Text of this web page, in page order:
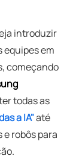
introduzir
equipes em
começando
todas as
a IA"até
robôs para